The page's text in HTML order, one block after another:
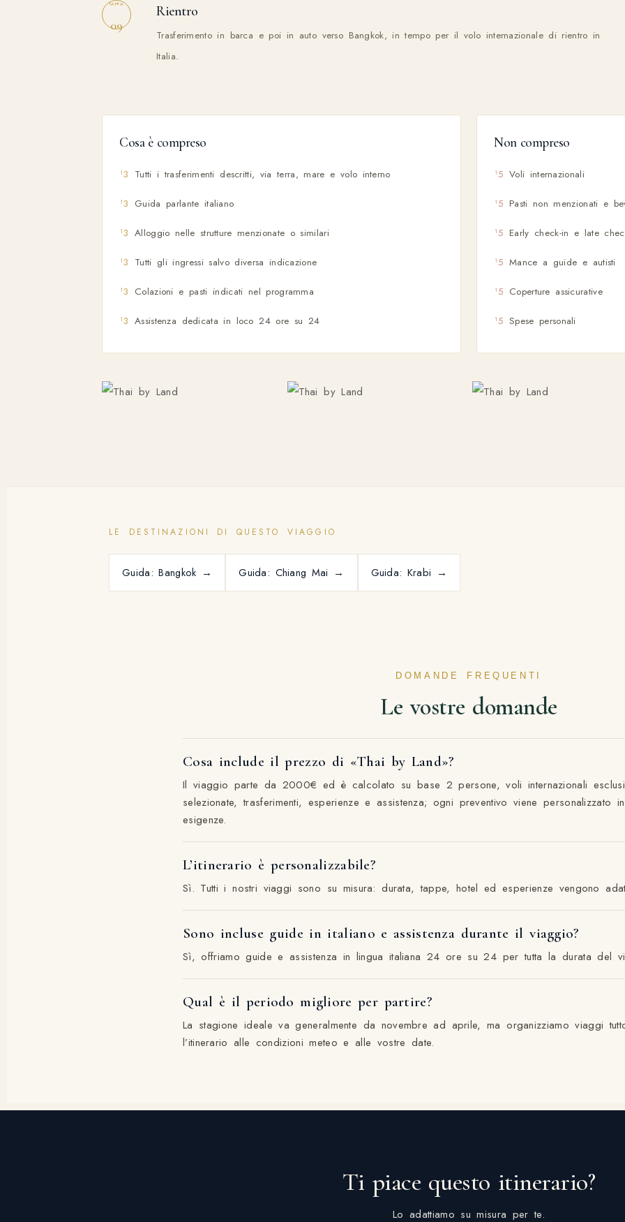
TAPPA
09
Rientro
Trasferimento in barca e poi in auto verso Bangkok, in tempo per il volo internazionale di rientro in
Italia.
Cosa è compreso
Tutti i trasferimenti descritti, via terra, mare e volo interno
Guida parlante italiano
Alloggio nelle strutture menzionate o similari
Tutti gli ingressi salvo diversa indicazione
Colazioni e pasti indicati nel programma
Assistenza dedicata in loco 24 ore su 24
Non compreso
Voli internazionali
Pasti non menzionati e
Early check-in e late
Mance a guide e autisti
Coperture assicurative
Spese personali
LE DESTINAZIONI DI QUESTO VIAGGIO
Guida: Bangkok → Guida: Chiang Mai → Guida: Krabi →
DOMANDE FREQUENTI
Le vostre domande
Cosa include il prezzo di «Thai by Land»?
Il viaggio parte da 2000€ ed è calcolato su base 2 persone, voli internazionali esclusi.
selezionate, trasferimenti, esperienze e assistenza; ogni preventivo viene personalizzato
esigenze.
L’itinerario è personalizzabile?
Sì. Tutti i nostri viaggi sono su misura: durata, tappe, hotel ed esperienze vengono
Sono incluse guide in italiano e assistenza durante il viaggio?
Sì, offriamo guide e assistenza in lingua italiana 24 ore su 24 per tutta la durata del
Qual è il periodo migliore per partire?
La stagione ideale va generalmente da novembre ad aprile, ma organizziamo viaggi
l’itinerario alle condizioni meteo e alle vostre date.
Ti piace questo itinerario?
Lo adattiamo su misura per te.